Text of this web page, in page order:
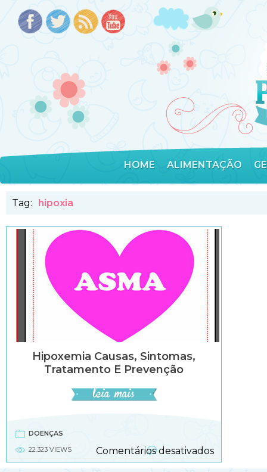
HOME ALIMENTAÇÃO
Tag: hipoxia
Hipoxemia Causas, Sintomas,
Tratamento E Prevenção
DOENÇAS
22.323 VIEWS
Comentários desativadosem
Hipoxemia